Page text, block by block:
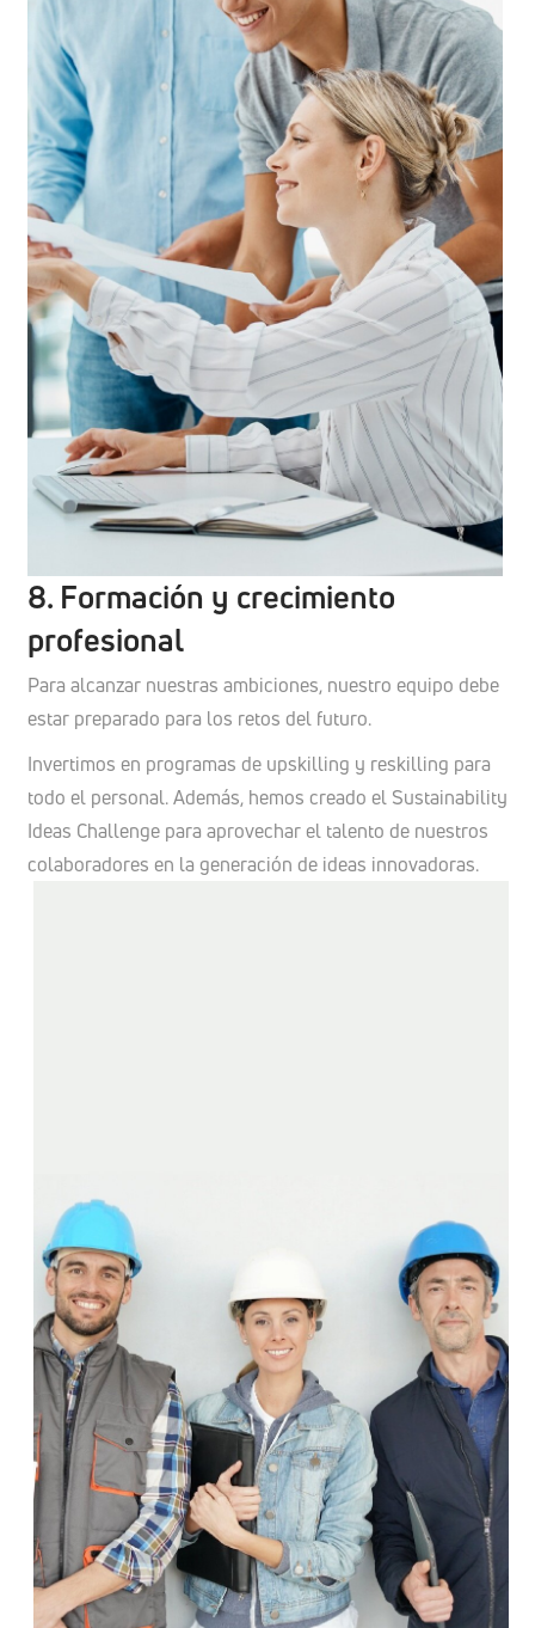
8. Formación y crecimiento
profesional
Para alcanzar nuestras ambiciones, nuestro equipo debe
estar preparado para los retos del futuro.
Invertimos en programas de upskilling y reskilling para
todo el personal. Además, hemos creado el Sustainability
Ideas Challenge para aprovechar el talento de nuestros
colaboradores en la generación de ideas innovadoras.